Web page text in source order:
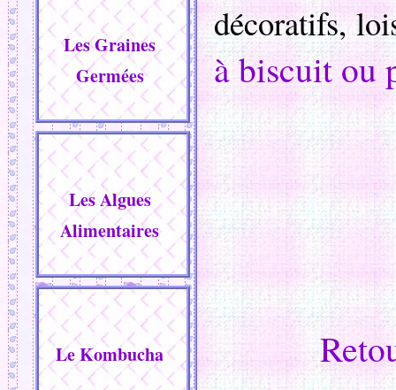
Les Graines
Germées
Les Algues
Alimentaires
Le Kombucha
décoratifs,
à biscuit ou